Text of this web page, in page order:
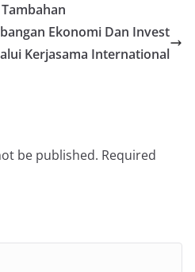
Ekonomi Dan Invest
Kerjasama International
be published. Required